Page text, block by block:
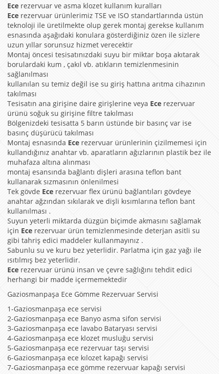
Ece rezervuar ve asma klozet kullanım kuralları
Ece rezervuar ürünlerimiz TSE ve ISO standartlarında üstün
teknoloji ile üretilmekte olup gerek montaj gerekse kullanım
esnasında aşağıdaki konulara gösterdiğiniz özen ile sizlere
uzun yıllar sorunsuz hizmet verecektir
Montaj öncesi tesisatınızdaki suyu bir miktar boşa akıtarak
borulardaki kum , çakıl vb. atıkların temizlenmesinin
sağlanılması
kullanılan su temiz değil ise su giriş hattına arıtma cihazının
takılması
Tesisatın ana girişine daire girişlerine veya Ece rezervuar
ürünü soğuk su girişine filtre takılması
Bölgenizdeki tesisatta 5 barın üstünde bir basınç var ise
basınç düşürücü takılması
Montaj esnasında Ece rezervuar ürünlerinin çizilmemesi için
kullandığınız anahtar vb. aparatların ağızlarının plastik bez ile
muhafaza altına alınması
montaj esansında bağlantı dişleri arasına teflon bant
kullanarak sızmasının önlenilmesi
Tek gövde Ece rezervuar flex ürünü bağlantıları gövdeye
anahtar ağzından sıkılarak ve dişli kısımlarına teflon bant
kullanılması .
Suyun yeterli miktarda düzgün biçimde akmasını sağlamak
için Ece rezervuar ürün temizlenmesinde deterjan asitli su
gibi tahriş edici maddeler kullanmayınız .
Sabunlu su ve kuru bez yeterlidir. Parlatma için gaz yağı ile
ısıtılmış bez yeterlidir.
Ece rezervuar ürünü insan ve çevre sağlığını tehdit edici
herhangi bir madde içermemektedir
Gaziosmanpaşa Ece Gömme Rezervuar Servisi
1-Gaziosmanpaşa ece servisi
2-Gaziosmanpaşa ece Banyo asma sifon servisi
3-Gaziosmanpaşa ece lavabo Bataryası servisi
4-Gaziosmanpaşa ece klozet musluğu servisi
5-Gaziosmanpaşa ece rezervuar taşı servisi
6-Gaziosmanpaşa ece kılozet kapağı servisi
7-Gaziosmanpaşa ece gömme rezervuar kapağı servisi